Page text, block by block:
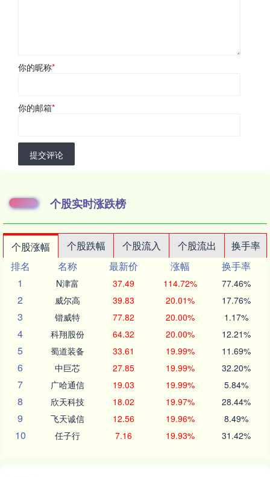
你的昵称*
你的邮箱*
提交评论
个股实时涨跌榜
个股涨幅 个股跌幅 个股流入 个股流出
换手率
排名
名称 最新价 涨幅
换手率
1
N津富 37.49 114.72% 77.46%
2 威尔高 39.83 20.01% 17.76%
3 锴威特 77.82 20.00% 1.17%
4 科翔股份 64.32 20.00% 12.21%
5 蜀道装备 33.61 19.99% 11.69%
6 中巨芯 27.85 19.99% 32.20%
7 广哈通信 19.03 19.99% 5.84%
8 欣天科技 18.02 19.97% 28.44%
9 飞天诚信 12.56 19.96% 8.49%
10 任子行 7.16 19.93% 31.42%